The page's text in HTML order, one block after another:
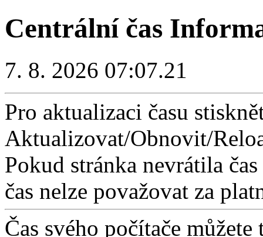
Centrální čas
7. 8. 2026 07:07.21
Pro aktualizaci času
Aktualizovat/Obnovit/
Pokud stránka nevrátila
čas nelze považovat za
Čas svého počítače